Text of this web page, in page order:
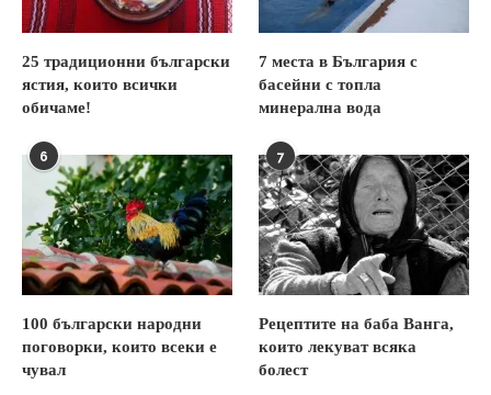
25 традиционни български
ястия, които всички
обичаме!
7 места в България с
басейни с топла
минерална вода
6
100 български народни
поговорки, които всеки е
чувал
7
Рецептите на баба Ванга,
които лекуват всяка
болест